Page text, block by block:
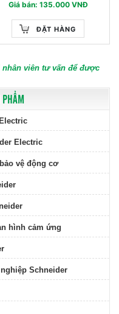
Electric
vệ động cơ
hình cảm ứng
Schneider
Giá bán: 135.000 VNĐ
ĐẶT HÀNG
viên tư vấn để được